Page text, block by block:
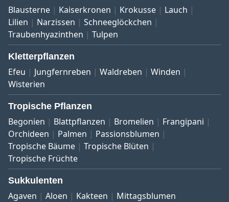
Blausterne Kaiserkronen Krokusse
Lauch
Lilien
Narzissen
Schneeglöckchen
Traubenhyazinthen
Tulpen
Kletterpflanzen
Efeu Jungfernreben Waldreben
Winden
Wisterien
Tropische Pflanzen
Begonien Blattpflanzen Bromelien
Frangipani
Orchideen
Palmen
Passionsblumen
Tropische Bäume
Tropische Blüten
Tropische Früchte
Sukkulenten
Agaven Aloen Kakteen Mittagsblumen